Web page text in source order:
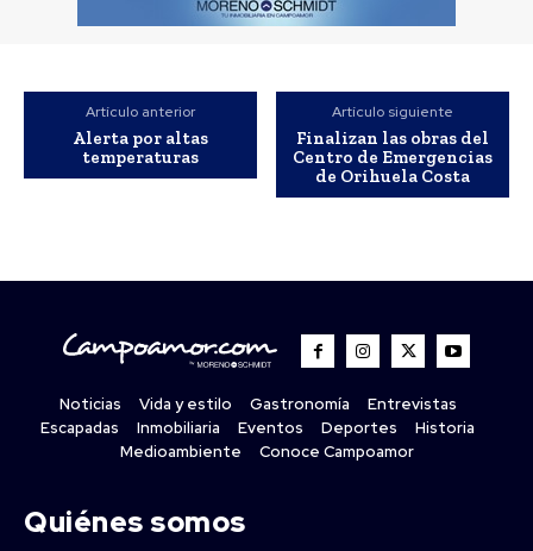
Artículo anterior
Alerta por altas
temperaturas
Artículo siguiente
Finalizan las obras del
Centro de Emergencias
de Orihuela Costa
Noticias Vida y estilo Gastronomía
Entrevistas
Escapadas
Inmobiliaria Eventos Deportes
Historia
Medioambiente
Conoce Campoamor
Quiénes somos